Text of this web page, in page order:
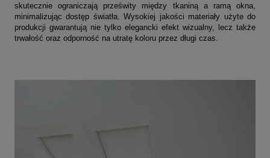
skutecznie ograniczają prześwity między tkaniną a ramą okna,
minimalizując dostęp światła. Wysokiej jakości materiały użyte do
produkcji gwarantują nie tylko elegancki efekt wizualny, lecz także
trwałość oraz odporność na utratę koloru przez długi czas.